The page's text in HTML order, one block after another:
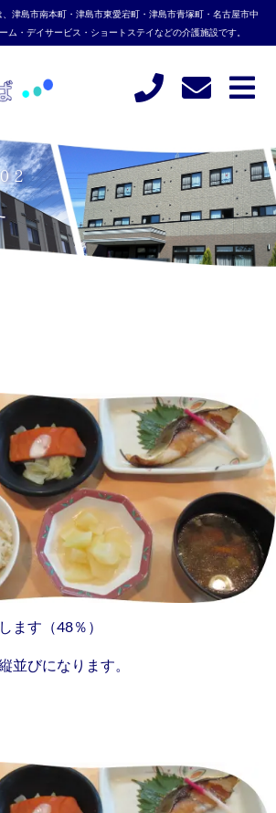
津島市南本町・津島市東愛宕町・津島市青塚町・名古屋市中
ム・デイサービス・ショートステイなどの介護施設です。
ます（48％）
並びになります。